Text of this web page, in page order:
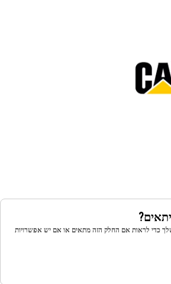
לראות אם החלק הזה מתאים או אם יש אפשרויות